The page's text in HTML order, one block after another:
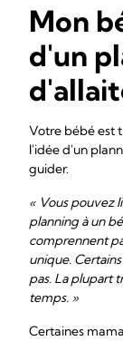
Mon
d'un
Votre bébé est
l'idée d'un
guider.
« Vous pouvez
planning à un
comprennent
unique.
pas. La plupart
temps. »
Certaines